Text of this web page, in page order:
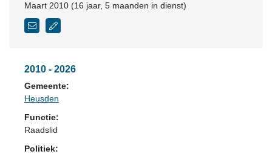
Maart 2010 (16 jaar, 5 maanden in dienst)
2010 - 2026
Gemeente:
Heusden
Functie:
Raadslid
Politiek: